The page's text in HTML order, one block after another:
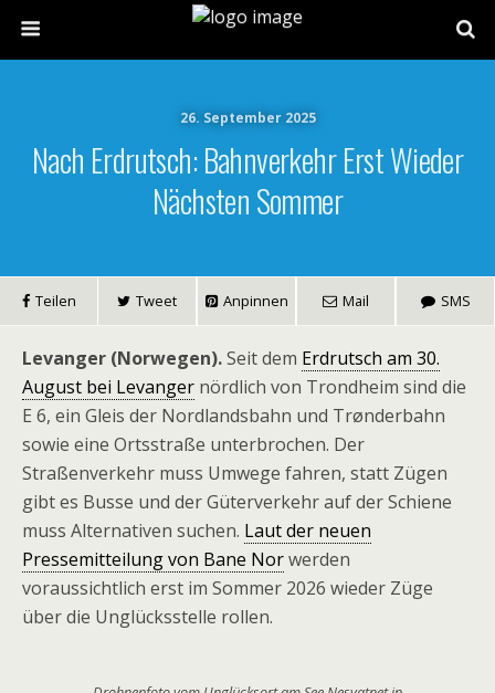
26. September 2025
Nach Erdrutsch: Bahnverkehr Erst Wieder
Nächsten Sommer
Teilen Tweet Anpinnen Mail SMS
Levanger (Norwegen).Seit dem Erdrutsch am 30.
August bei Levanger nördlich von Trondheim sind die
E 6, ein Gleis der Nordlandsbahn und Trønderbahn
sowie eine Ortsstraße unterbrochen. Der
Straßenverkehr muss Umwege fahren, statt Zügen
gibt es Busse und der Güterverkehr auf der Schiene
muss Alternativen suchen. Laut der neuen
Pressemitteilung von Bane Norwerden
voraussichtlich erst im Sommer 2026 wieder Züge
über die Unglücksstelle rollen.